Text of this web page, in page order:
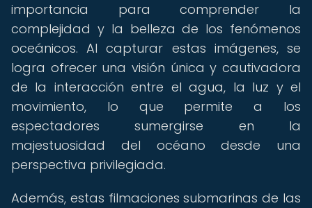
importancia para comprender la
complejidad y la belleza de los fenómenos
oceánicos. Al capturar estas imágenes, se
logra ofrecer una visión única y cautivadora
de la interacción entre el agua, la luz y el
movimiento, lo que permite a los
espectadores sumergirse en la
majestuosidad del océano desde una
perspectiva privilegiada.
Además, estas filmaciones submarinas de las